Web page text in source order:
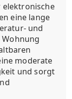
eine lange
und
moderate
und sorgt